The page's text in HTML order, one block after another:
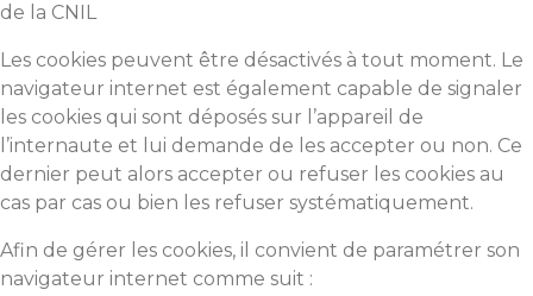
de la CNIL
Les cookies peuvent être désactivés à tout moment. Le
navigateur internet est également capable de signaler
les cookies qui sont déposés sur l’appareil de
l’internaute et lui demande de les accepter ou non. Ce
dernier peut alors accepter ou refuser les cookies au
cas par cas ou bien les refuser systématiquement.
Afin de gérer les cookies, il convient de paramétrer son
navigateur internet comme suit :